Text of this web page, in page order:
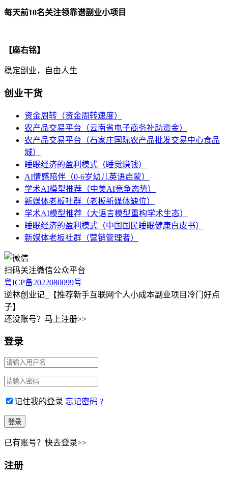
每天前10名关注领靠谱副业小项目
【座右铭】
稳定副业，自由人生
创业干货
资金周转（资金周转速度）
农产品交易平台（云南省电子商务补助资金）
农产品交易平台（石家庄国际农产品批发交易中心食品
城）
睡眠经济的盈利模式（睡觉赚钱）
AI情感陪伴（0-6岁幼儿英语启蒙）
学术AI模型推荐（中美AI竞争态势）
新媒体老板社群（老板新媒体缺位）
学术AI模型推荐（大语言模型重构学术生态）
睡眠经济的盈利模式（中国国民睡眠健康白皮书）
新媒体老板社群（营销管理者）
扫码关注微信公众平台
粤ICP备2022080099号
逆林创业记_【推荐新手互联网个人小成本副业项目冷门好点
子】
还没账号？马上注册>>
登录
记住我的登录 忘记密码 ?
已有账号？快去登录>>
注册